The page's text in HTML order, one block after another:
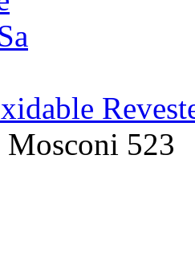
Mosconi 523